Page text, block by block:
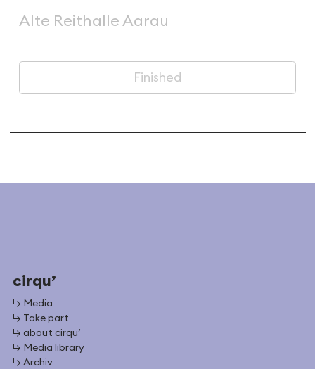
Alte Reithalle Aarau
Finished
cirqu’
↳ Media
↳ Take part
↳ about cirqu’
↳ Media library
↳ Archiv